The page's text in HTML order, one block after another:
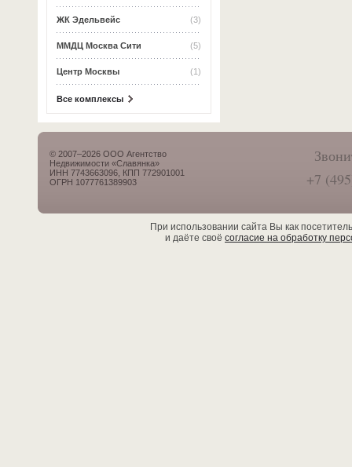
(3)
ЖК Эдельвейс
(5)
ММДЦ Москва Сити
(1)
Центр Москвы
Все комплексы
© 2007–2026 ООО Агентство
Недвижимости «Славянка»
ИНН 7743663096, КПП 772901001
ОГРН 1077761389903
+7
При использовании сайта Вы как
и даёте своё согласие на обработку